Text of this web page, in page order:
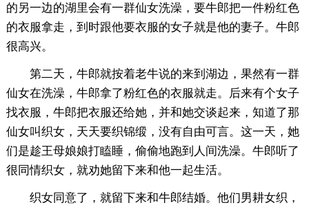
的另一边的湖里会有一群仙女洗澡，要牛郎把一件粉红色
的衣服拿走，到时跟他要衣服的女子就是他的妻子。牛郎
很高兴。
第二天，牛郎就按着老牛说的来到湖边，果然有一群
仙女在洗澡，牛郎拿了粉红色的衣服就走。后来有个女子
找衣服，牛郎把衣服还给她，并和她交谈起来，知道了那
仙女叫织女，天天要织锦缎，没有自由可言。这一天，她
们是趁王母娘娘打瞌睡，偷偷地跑到人间洗澡。牛郎听了
很同情织女，就劝她留下来和他一起生活。
织女同意了，就留下来和牛郎结婚。他们男耕女织，